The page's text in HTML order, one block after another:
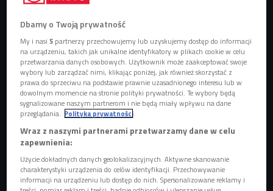
przedsiębiorstwem ElevenLabs sztuczna
inteligencja odtworzyła charakterystyczny
głos oraz wygląd legendarnego twórcy
komiksów.
Dbamy o Twoją prywatność
My i nasi5 partnerzy przechowujemy lub uzyskujemy dostęp do informacji
na urządzeniu, takich jak unikalne identyfikatory w plikach cookie w celu
przetwarzania danych osobowych. Użytkownik może zaakceptować swoje
wybory lub zarządzać nimi, klikając poniżej, jak również skorzystać z
prawa do sprzeciwu na podstawie prawnie uzasadnionego interesu lub w
dowolnym momencie na stronie polityki prywatności. Te wybory będą
sygnalizowane naszym partnerom i nie będą miały wpływu na dane
przeglądania. Polityka prywatności
Wraz z naszymi partnerami przetwarzamy dane w celu
zapewnienia:
Użycie dokładnych danych geolokalizacyjnych. Aktywne skanowanie
charakterystyki urządzenia do celów identyfikacji. Przechowywanie
informacji na urządzeniu lub dostęp do nich. Spersonalizowane reklamy i